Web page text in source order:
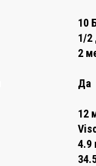
10
1/
2
Да
12
4.9